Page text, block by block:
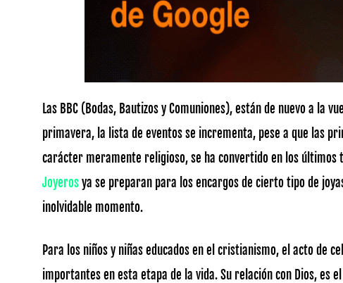
Las BBC (Bodas, Bautizos y Comuniones), están de nuevo a la
primavera, la lista de eventos se incrementa, pese a que las
carácter meramente religioso, se ha convertido en los últimos
Joyerosya se preparan para los encargos de cierto tipo de
inolvidable momento.
Para los niños y niñas educados en el cristianismo, el acto de
importantes en esta etapa de la vida. Su relación con Dios, es